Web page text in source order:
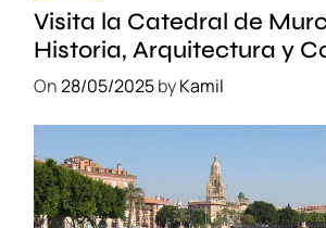
Visita la Catedral de
Historia, Arquitectura y
On28/05/2025byKamil